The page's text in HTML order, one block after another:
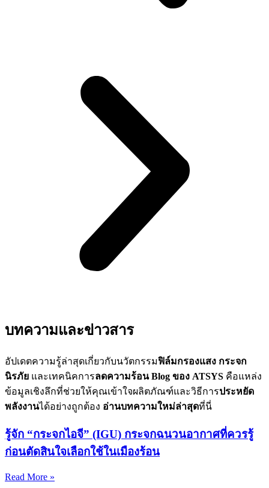
บทความและข่าวสาร
อัปเดตความรู้ล่าสุดเกี่ยวกับนวัตกรรมฟิล์มกรองแสง กระจก
นิรภัย และเทคนิคการลดความร้อน Blog ของ ATSYS คือแหล่ง
ข้อมูลเชิงลึกที่ช่วยให้คุณเข้าใจผลิตภัณฑ์และวิธีการประหยัด
พลังงานได้อย่างถูกต้อง อ่านบทความใหม่ล่าสุดที่นี่
รู้จัก “กระจกไอจี” (IGU) กระจกฉนวนอากาศที่ควรรู้
ก่อนตัดสินใจเลือกใช้ในเมืองร้อน
Read More »